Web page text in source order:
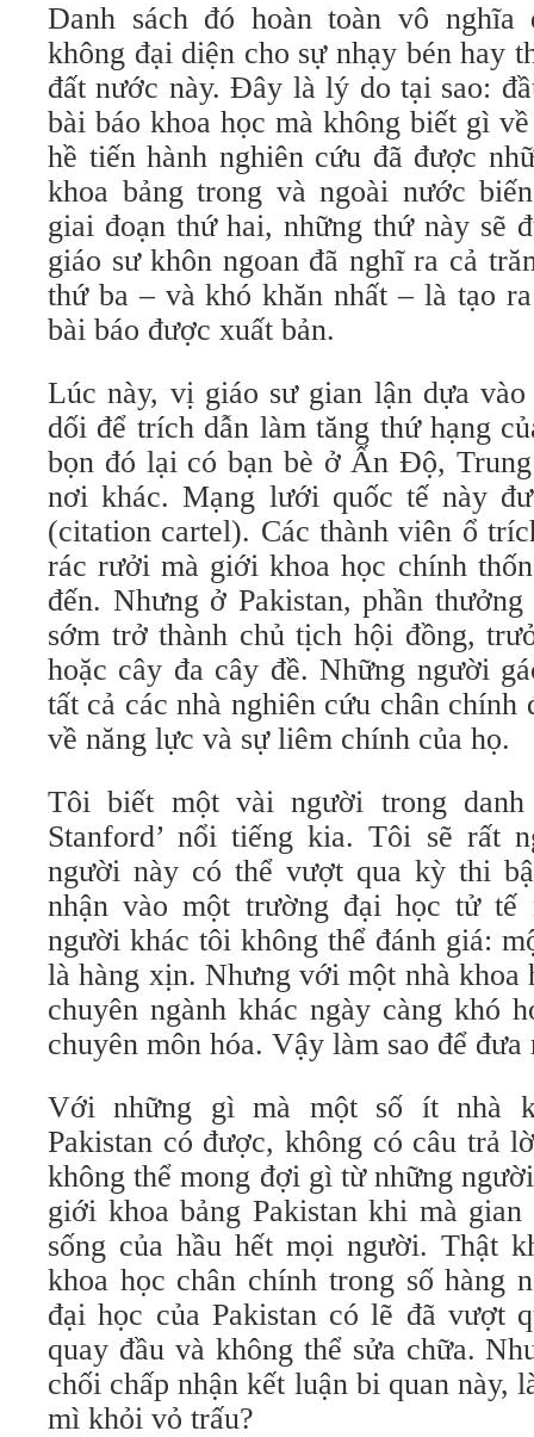
Danh sách đó hoàn toàn vô
không đại diện cho sự nhạy bén hay
đất nước này. Đây là lý do tại sao:
bài báo khoa học mà không biết gì
hề tiến hành nghiên cứu đã được
khoa bảng trong và ngoài nước
giai đoạn thứ hai, những thứ này sẽ
giáo sư khôn ngoan đã nghĩ ra cả
thứ ba – và khó khăn nhất – là tạo
bài báo được xuất bản.
Lúc này, vị giáo sư gian lận dựa
dối để trích dẫn làm tăng thứ hạng
bọn đó lại có bạn bè ở Ấn Độ,
nơi khác. Mạng lưới quốc tế này
(citation cartel). Các thành viên ổ
rác rưởi mà giới khoa học chính
đến. Nhưng ở Pakistan, phần
sớm trở thành chủ tịch hội đồng,
hoặc cây đa cây đề. Những người
tất cả các nhà nghiên cứu chân chính
về năng lực và sự liêm chính của họ.
Tôi biết một vài người trong danh
Stanford’ nổi tiếng kia. Tôi sẽ rất
người này có thể vượt qua kỳ thi
nhận vào một trường đại học tử tế
người khác tôi không thể đánh giá:
là hàng xịn. Nhưng với một nhà khoa
chuyên ngành khác ngày càng khó
chuyên môn hóa. Vậy làm sao để đưa
Với những gì mà một số ít nhà
Pakistan có được, không có câu trả
không thể mong đợi gì từ những
giới khoa bảng Pakistan khi mà
sống của hầu hết mọi người. Thật
khoa học chân chính trong số hàng
đại học của Pakistan có lẽ đã vượt
quay đầu và không thể sửa chữa.
chối chấp nhận kết luận bi quan này,
mì khỏi vỏ trấu?